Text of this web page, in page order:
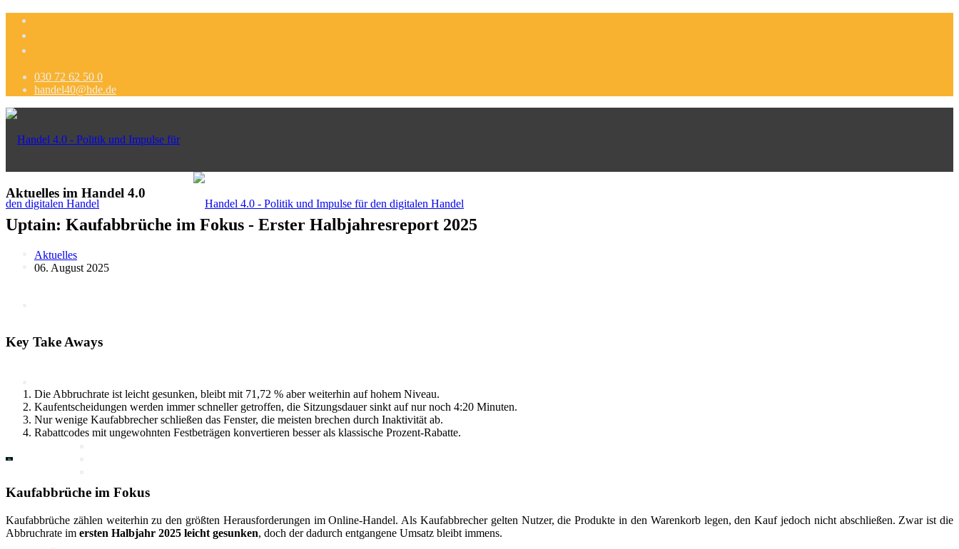
030 72 62 50 0
handel40@hde.de
Marktdaten
IT-Sicherheit
Cyber-Sicherheit im Handel
E-Commerce
Digitalisierung am Point of
Social Media
Unternehmenswebseite
Aktuelles im Handel 4.0
Uptain: Kaufabbrüche im Fokus - Erster Halbjahresreport 2025
Aktuelles
06. August 2025
Key Take Aways
Die Abbruchrate ist leicht gesunken, bleibt mit 71,72 % aber weiterhin auf hohem Niveau.
Kaufentscheidungen werden immer schneller getroffen, die Sitzungsdauer sinkt auf nur noch 4:20 Minuten.
Nur wenige Kaufabbrecher schließen das Fenster, die meisten brechen durch Inaktivität ab.
Rabattcodes mit ungewohnten Festbeträgen konvertieren besser als klassische Prozent-Rabatte.
Kaufabbrüche im Fokus
Kaufabbrüche zählen weiterhin zu den größten Herausforderungen im Online-Handel. Als Kaufabbrecher gelten Nutzer, die Produkte in den Warenkorb legen, den Kauf jedoch nicht abschließen. Zwar ist die
Abbruchrate im ersten Halbjahr 2025 leicht gesunken, doch der dadurch entgangene Umsatz bleibt immens.